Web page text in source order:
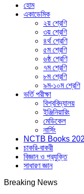
হোম
একাডেমিক
২য় শ্রেণি
৩য় শ্রেণি
৪র্থ শ্রেণি
৫ম শ্রেণি
৬ষ্ঠ শ্রেণি
৭ম শ্রেণি
৮ম শ্রেণি
৯ম-১০ম শ্রেণি
ভর্তি পরীক্ষা
বিশ্ববিদ্যালয়
ইঞ্জিনিয়ারিং
মেডিকেল
নার্সিং
NCTB Books
চাকরি-বাকরী
বিজ্ঞান ও প্রযুক্তি
সাধারণ জ্ঞান
Breaking News